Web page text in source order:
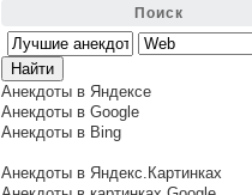
Поиск
Анекдоты в Яндексе
Анекдоты в Google
Анекдоты в Bing
Анекдоты в Яндекс.Картинках